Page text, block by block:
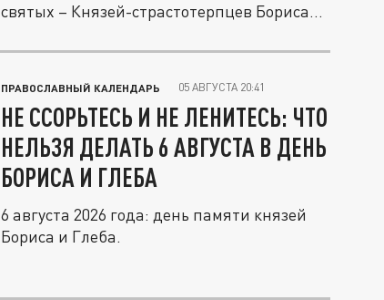
святых – Князей-страстотерпцев Бориса...
ПРАВОСЛАВНЫЙ КАЛЕНДАРЬ 05 АВГУСТА 20:41
НЕ ССОРЬТЕСЬ И НЕ ЛЕНИТЕСЬ: ЧТО
НЕЛЬЗЯ ДЕЛАТЬ 6 АВГУСТА В ДЕНЬ
БОРИСА И ГЛЕБА
6 августа 2026 года: день памяти князей
Бориса и Глеба.